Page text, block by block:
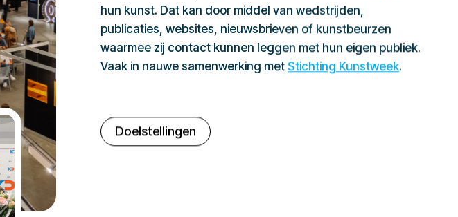
hun kunst. Dat kan door middel van wedstrijden,
publicaties, websites, nieuwsbrieven of kunstbeurzen
waarmee zij contact kunnen leggen met hun eigen publiek.
Vaak in nauwe samenwerking metStichting Kunstweek.
Doelstellingen